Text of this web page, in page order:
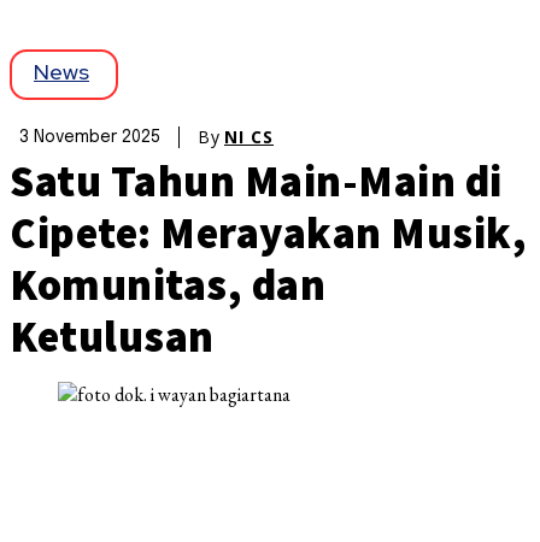
News
3 November 2025 By NI CS
Satu Tahun Main-Main di
Cipete: Merayakan Musik,
Komunitas, dan
Ketulusan